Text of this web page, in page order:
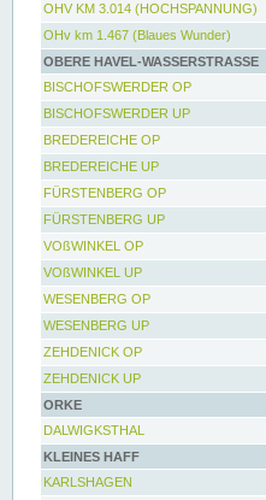
OHV KM 3.014 (HOCHSPANNUNG)
OHv km 1.467 (Blaues Wunder)
OBERE HAVEL-WASSERSTRASSE
BISCHOFSWERDER OP
BISCHOFSWERDER UP
BREDEREICHE OP
BREDEREICHE UP
FÜRSTENBERG OP
FÜRSTENBERG UP
VOßWINKEL OP
VOßWINKEL UP
WESENBERG OP
WESENBERG UP
ZEHDENICK OP
ZEHDENICK UP
ORKE
DALWIGKSTHAL
KLEINES HAFF
KARLSHAGEN